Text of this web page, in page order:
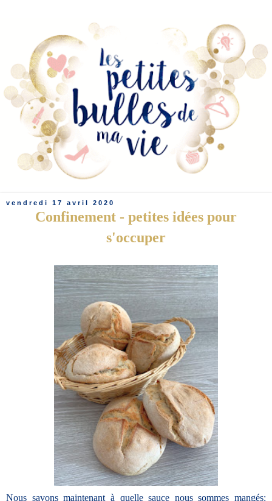
vendredi 17 avril 2020
Confinement - petites idées pour
s'occuper
Nous savons maintenant à quelle sauce nous sommes mangés: